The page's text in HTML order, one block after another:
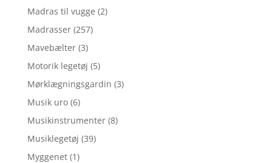
Madras til vugge (2)
Madrasser (257)
Mavebælter (3)
Motorik legetøj (5)
Mørklægningsgardin (3)
Musik uro (6)
Musikinstrumenter (8)
Musiklegetøj (39)
Myggenet (1)